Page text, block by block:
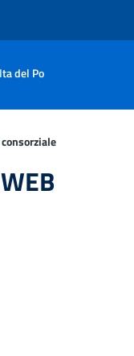
del Po